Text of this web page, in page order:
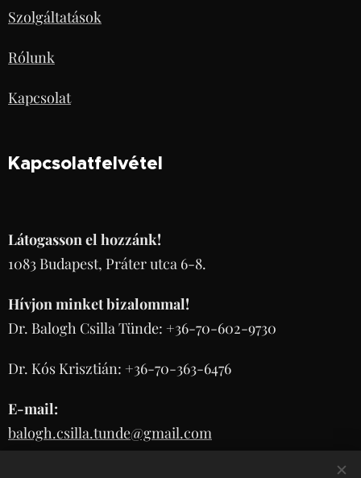
Szolgáltatások
Rólunk
Kapcsolat
Kapcsolatfelvétel
Látogasson el hozzánk!
1083 Budapest, Práter utca 6-8.
Hívjon minket bizalommal!
Dr. Balogh Csilla Tünde: +36-70-602-9730
Dr. Kós Krisztián: +36-70-363-6476
E-mail:
balogh.csilla.tunde@gmail.com